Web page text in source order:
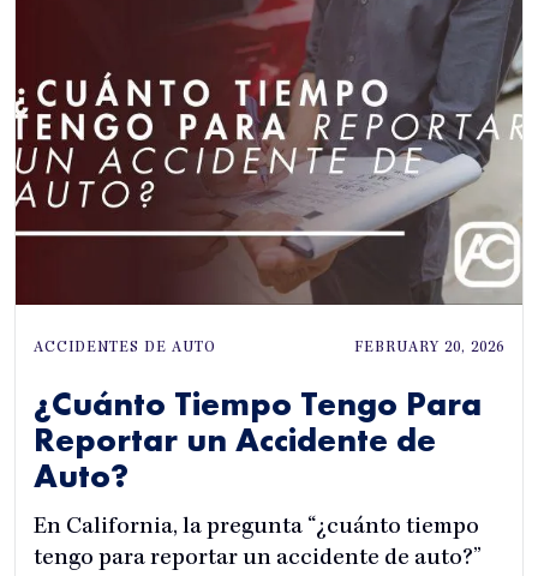
ACCIDENTES DE AUTO FEBRUARY 20, 2026
¿Cuánto Tiempo Tengo Para
Reportar un Accidente de
Auto?
En California, la pregunta “¿cuánto tiempo
tengo para reportar un accidente de auto?”